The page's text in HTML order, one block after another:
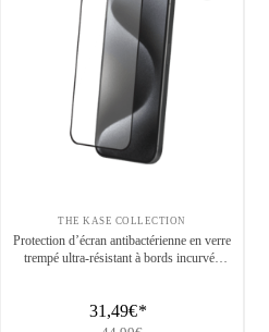
THE KASE COLLECTION
Protection d’écran antibactérienne en verre
trempé ultra-résistant à bords incurvés
31,49€*